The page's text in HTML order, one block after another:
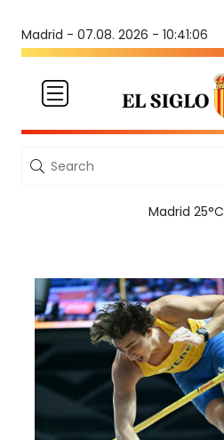
Madrid - 07.08. 2026 - 10:41:06
Madrid 25°C